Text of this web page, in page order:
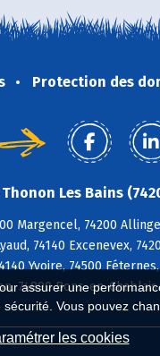
assurer une
Vous pouvez
les cookies
Protection des
Les Bains
Margencel, 74200
74140 Excenevex,
Yvoire, 74500
74890 Bons-en-Chablais